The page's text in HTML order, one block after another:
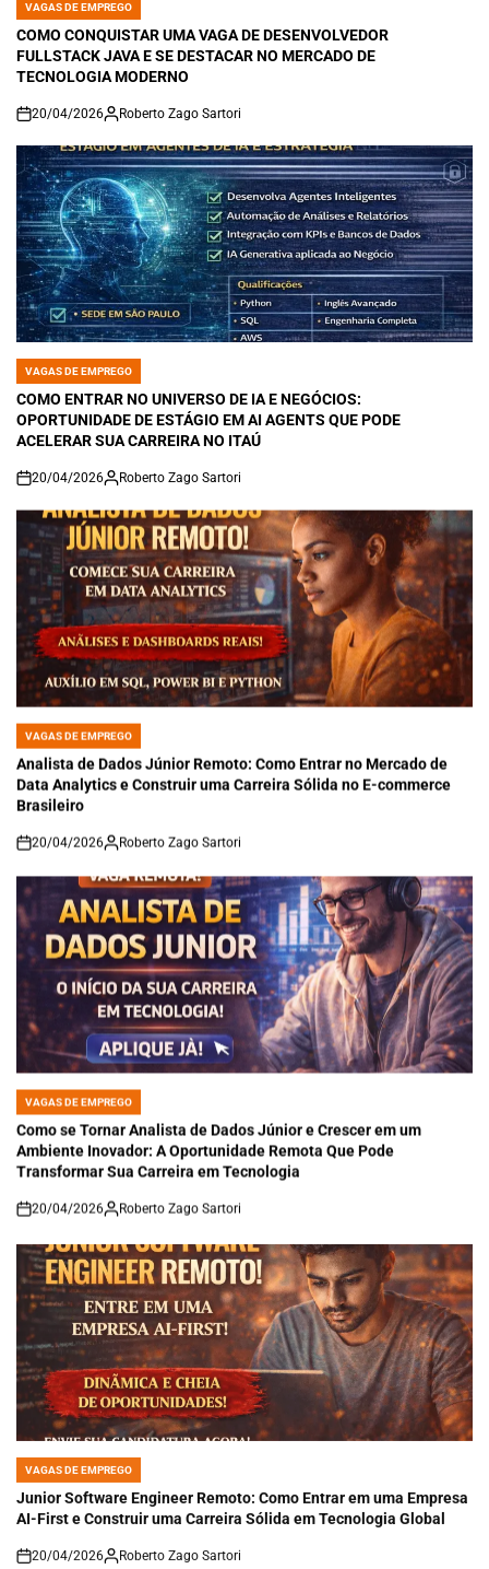
POSTED
IN
VAGAS DE EMPREGO
COMO CONQUISTAR UMA VAGA DE DESENVOLVEDOR
FULLSTACK JAVA E SE DESTACAR NO MERCADO DE
TECNOLOGIA MODERNO
on
20/04/2026 Roberto Zago Sartori
POSTED
IN
VAGAS DE EMPREGO
COMO ENTRAR NO UNIVERSO DE IA E NEGÓCIOS:
OPORTUNIDADE DE ESTÁGIO EM AI AGENTS QUE PODE
ACELERAR SUA CARREIRA NO ITAÚ
on
20/04/2026 Roberto Zago Sartori
POSTED
IN
VAGAS DE EMPREGO
Analista de Dados Júnior Remoto: Como Entrar no Mercado de
Data Analytics e Construir uma Carreira Sólida no E-commerce
Brasileiro
on
20/04/2026 Roberto Zago Sartori
POSTED
IN
VAGAS DE EMPREGO
Como se Tornar Analista de Dados Júnior e Crescer em um
Ambiente Inovador: A Oportunidade Remota Que Pode
Transformar Sua Carreira em Tecnologia
on
20/04/2026 Roberto Zago Sartori
POSTED
VAGAS DE EMPREGO
Junior Software Engineer Remoto: Como Entrar em uma Empresa
AI-First e Construir uma Carreira Sólida em Tecnologia Global
on
20/04/2026 Roberto Zago Sartori